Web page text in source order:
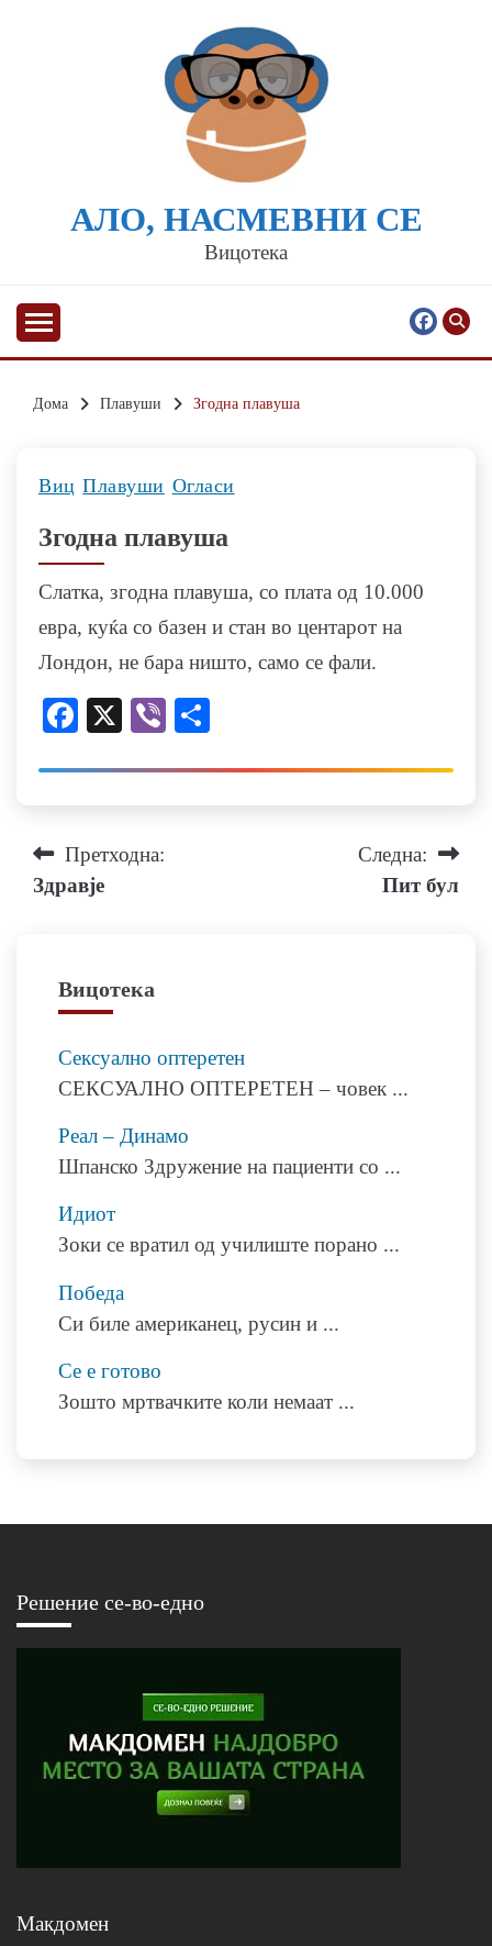
АЛО, НАСМЕВНИ СЕ
Вицотека
Дома Плавуши Згодна плавуша
Виц Плавуши Огласи
Згодна плавуша
Слатка, згодна плавуша, со плата од 10.000
евра, куќа со базен и стан во центарот на
Лондон, не бара ништо, само се фали.
Facebook
X Viber
Навигација
на
Претходна:
Здравје
Следна:
Пит бул
Вицотека
Сексуално оптеретен
СЕКСУАЛНО ОПТЕРЕТЕН – човек ...
Реал – Динамо
Шпанско Здружение на пациенти со ...
Идиот
Зоки се вратил од училиште порано ...
Победа
Си биле американец, русин и ...
Се е готово
Зошто мртвачките коли немаат ...
Решение се-во-едно
Макдомен